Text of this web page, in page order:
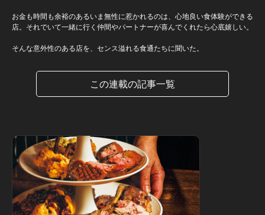
お金も時間も余裕のあるいま無性に惹かれるのは、心地良い食体験ができる
店。それでいて一緒に行く仲間やパートナーが喜んでくれたら心底嬉しい。
そんな意外性のある店を、センス溢れる食通たちに聞いた。
この連載の記事一覧